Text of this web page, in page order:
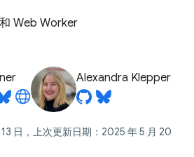
Web Worker
Alexandra Klepper
日，上次更新日期：2025 年 5 月 20